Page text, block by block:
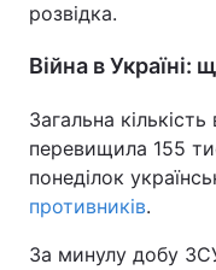
розвідка.
Війна в Україні:
Загальна
перевищила 155
понеділок
противників.
За минулу добу